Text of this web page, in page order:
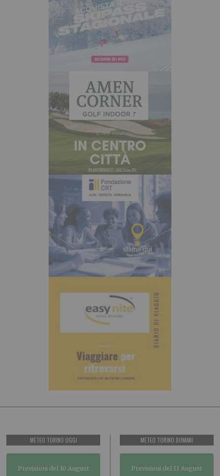
METEO TORINO OGGI
Previsioni del 10 August
METEO TORINO DOMANI
Previsioni del 11 August